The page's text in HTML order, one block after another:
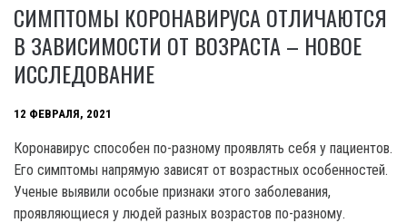
СИМПТОМЫ КОРОНАВИРУСА ОТЛИЧАЮТСЯ
В ЗАВИСИМОСТИ ОТ ВОЗРАСТА – НОВОЕ
ИССЛЕДОВАНИЕ
12 ФЕВРАЛЯ, 2021
Коронавирус способен по-разному проявлять себя у пациентов.
Его симптомы напрямую зависят от возрастных особенностей.
Ученые выявили особые признаки этого заболевания,
проявляющиеся у людей разных возрастов по-разному.